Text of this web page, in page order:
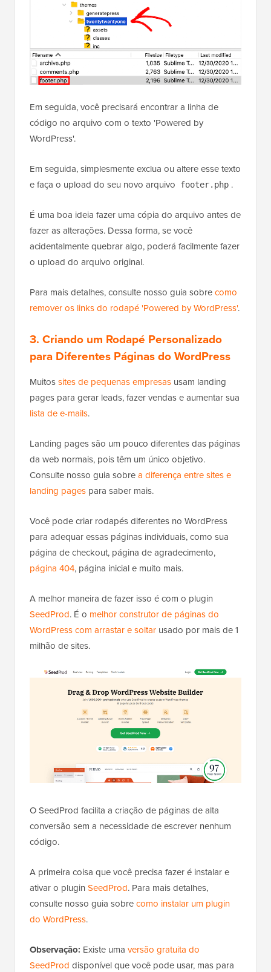
Em seguida, você precisará encontrar a linha de
código no arquivo com o texto 'Powered by
WordPress'.
Em seguida, simplesmente exclua ou altere esse texto
e faça o upload do seu novo arquivo
footer.php .
É uma boa ideia fazer uma cópia do arquivo antes de
fazer as alterações. Dessa forma, se você
acidentalmente quebrar algo, poderá facilmente fazer
o upload do arquivo original.
Para mais detalhes, consulte nosso guia sobrecomo
remover os links do rodapé 'Powered by WordPress'.
3. Criando um Rodapé Personalizado
para Diferentes Páginas do WordPress
Muitossites de pequenas empresas usam landing
pages para gerar leads, fazer vendas e aumentar sua
lista de e-mails.
Landing pages são um pouco diferentes das páginas
da web normais, pois têm um único objetivo.
Consulte nosso guia sobrea diferença entre sites e
landing pages para saber mais.
Você pode criar rodapés diferentes no WordPress
para adequar essas páginas individuais, como sua
página de checkout, página de agradecimento,
página 404, página inicial e muito mais.
A melhor maneira de fazer isso é com o plugin
SeedProd. É o melhor construtor de páginas do
WordPress com arrastar e soltar usado por mais de 1
milhão de sites.
O SeedProd facilita a criação de páginas de alta
conversão sem a necessidade de escrever nenhum
código.
A primeira coisa que você precisa fazer é instalar e
ativar o plugin SeedProd. Para mais detalhes,
consulte nosso guia sobrecomo instalar um plugin
do WordPress.
Observação: Existe uma versão gratuita do
SeedProd disponível que você pode usar, mas para